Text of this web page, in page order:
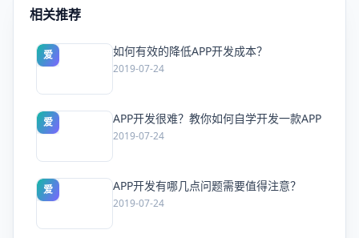
相关推荐
爱 如何有效的降低APP开发成本？
2019-07-24
爱 APP开发很难？教你如何自学开发一款APP
2019-07-24
爱 APP开发有哪几点问题需要值得注意？
2019-07-24